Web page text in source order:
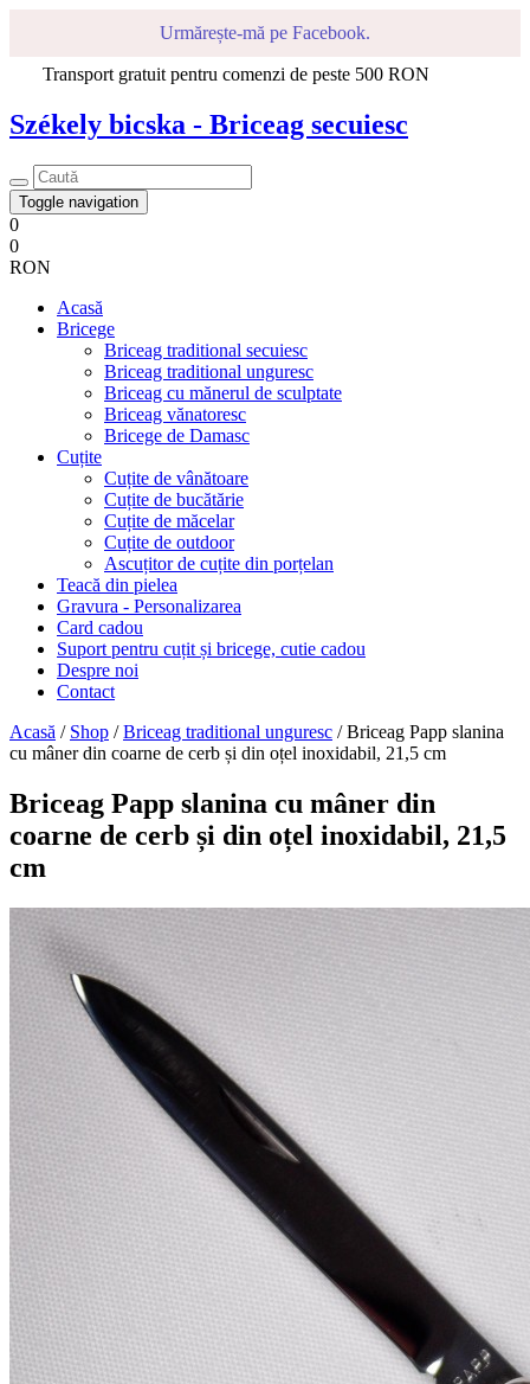
Urmărește-mă pe Facebook.
Transport gratuit pentru comenzi de peste 500 RON
Székely bicska - Briceag secuiesc
Toggle navigation
0
0
RON
Acasă
Bricege
Briceag traditional secuiesc
Briceag traditional unguresc
Briceag cu mănerul de sculptate
Briceag vănatoresc
Bricege de Damasc
Cuțite
Cuțite de vânătoare
Cuțite de bucătărie
Cuțite de măcelar
Cuțite de outdoor
Ascuțitor de cuțite din porțelan
Teacă din pielea
Gravura - Personalizarea
Card cadou
Suport pentru cuțit și bricege, cutie cadou
Despre noi
Contact
Acasă / Shop /Briceag traditional unguresc / Briceag Papp slanina
cu mâner din coarne de cerb și din oțel inoxidabil, 21,5 cm
Briceag Papp slanina cu mâner din
coarne de cerb și din oțel inoxidabil, 21,5
cm